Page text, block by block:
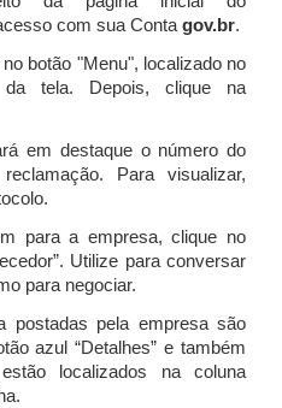
com sua Contagov.br.
botão "Menu", localizado no
da tela. Depois, clique na
em destaque o número do
Para visualizar,
para a empresa, clique no
Utilize para conversar
para negociar.
postadas pela empresa são
azul “Detalhes” e também
localizados na coluna